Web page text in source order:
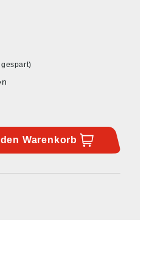
den Warenkorb